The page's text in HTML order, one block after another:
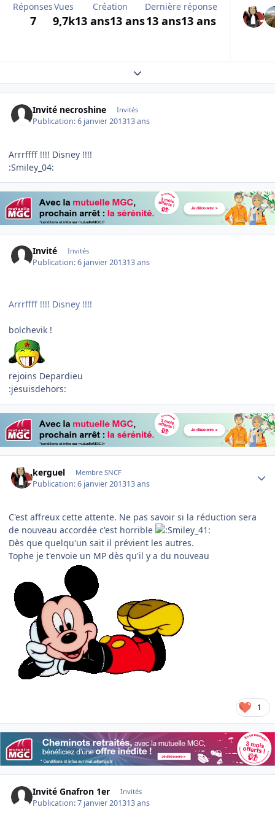
Réponses
7
Vues
9,7k
Création
13 ans13 ans
Dernière réponse
13 ans13 ans
Expand topic overview
Invité necroshine Invités
Publication:6 janvier 201313 ans
Arrrffff !!!! Disney !!!!
:Smiley_04:
Invité Invités
Publication:6 janvier 201313 ans
Arrrffff !!!! Disney !!!!
bolchevik !
rejoins Depardieu
:jesuisdehors:
kerguel Membre SNCF
Publication:6 janvier 201313 ans
C'est affreux cette attente. Ne pas savoir si la réduction sera
de nouveau accordée c'est horrible
Dès que quelqu'un sait il prévient les autres.
Tophe je t'envoie un MP dès qu'il y a du nouveau
1
Invité Gnafron 1er Invités
Publication:7 janvier 201313 ans